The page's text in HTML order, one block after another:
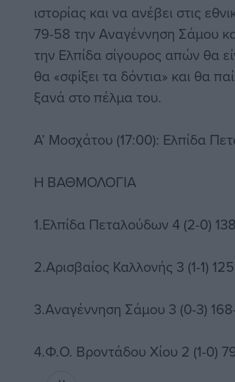
ιστορίας και να ανέβει στις
79-58 την Αναγέννηση Σάμου
την Ελπίδα σίγουρος απών θα
θα «σφίξει τα δόντια» και θα
ξανά στο πέλμα του.
Α’ Μοσχάτου (17:00): Ελπίδα
Η ΒΑΘΜΟΛΟΓΙΑ
1.Ελπίδα Πεταλούδων 4 (2-0)
2.Αρισβαίος Καλλονής 3 (1-1)
3.Αναγέννηση Σάμου 3 (0-3)
4.Φ.Ο. Βροντάδου Χίου 2 (1-0)